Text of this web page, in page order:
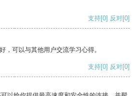
支持[0] 反对[0]
，可以与其他用户交流学习心得。
支持[0] 反对[0]